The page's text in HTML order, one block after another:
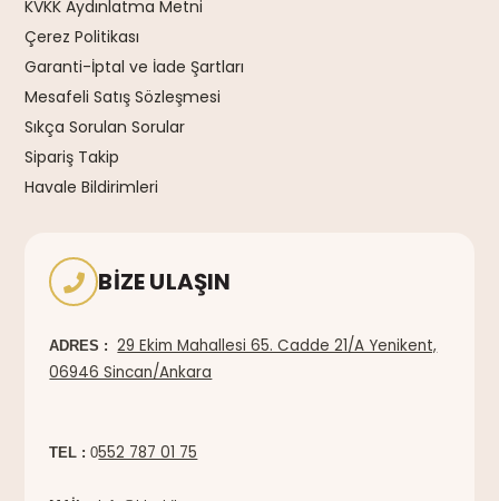
KVKK Aydınlatma Metni
Çerez Politikası
Garanti-İptal ve İade Şartları
Mesafeli Satış Sözleşmesi
Sıkça Sorulan Sorular
Sipariş Takip
Havale Bildirimleri
BIZE ULAŞIN
ADRES :
29 Ekim Mahallesi 65. Cadde 21/A Yenikent,
06946 Sincan/Ankara
TEL : 0552 787 01 75